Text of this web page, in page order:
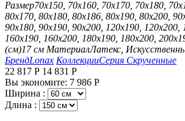
Размер70х150, 70х160, 70х170, 70х180,
80х170, 80х180, 80х186, 80х190, 80х200,
90х180, 90х190, 90х200, 120х190, 120х200,
160х190, 160х200, 180х190, 180х200,
(см)17 см МатериалЛатекс,
БрендLonax КоллекцииСерия Скрученные
22 817 Р 14 831 Р
Вы экономите: 7 986 Р
Ширина :
Длина :